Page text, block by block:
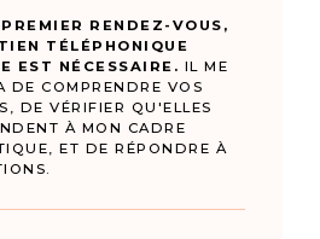
RENDEZ-VOUS,
TÉLÉPHONIQUE
EST NÉCESSAIRE. IL ME
DE COMPRENDRE VOS
DE VÉRIFIER QU'ELLES
À MON CADRE
ET DE RÉPONDRE À